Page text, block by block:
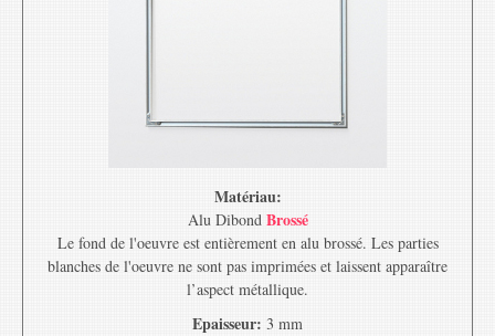
Matériau:
Alu Dibond Brossé
Le fond de l'oeuvre est entièrement en alu brossé. Les parties
blanches de l'oeuvre ne sont pas imprimées et laissent apparaître
l’aspect métallique.
Epaisseur: 3 mm